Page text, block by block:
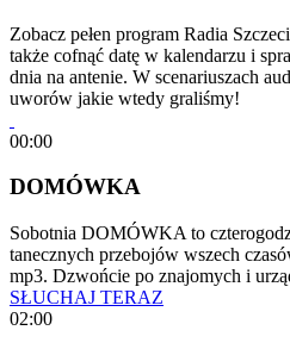
Zobacz pełen program Radia
także cofnąć datę w kalendarzu i
dnia na antenie. W scenariuszach
uworów jakie wtedy graliśmy!
00:00
DOMÓWKA
Sobotnia DOMÓWKA to
tanecznych przebojów wszech
mp3. Dzwońcie po znajomych i
SŁUCHAJ TERAZ
02:00